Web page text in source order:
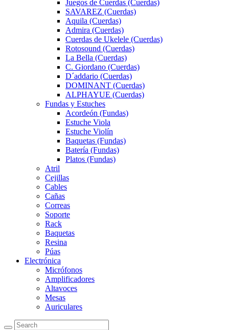
Juegos de Cuerdas (Cuerdas)
SAVAREZ (Cuerdas)
Aquila (Cuerdas)
Admira (Cuerdas)
Cuerdas de Ukelele (Cuerdas)
Rotosound (Cuerdas)
La Bella (Cuerdas)
C. Giordano (Cuerdas)
D´addario (Cuerdas)
DOMINANT (Cuerdas)
ALPHAYUE (Cuerdas)
Fundas y Estuches
Acordeón (Fundas)
Estuche Viola
Estuche Violín
Baquetas (Fundas)
Batería (Fundas)
Platos (Fundas)
Atril
Cejillas
Cables
Cañas
Correas
Soporte
Rack
Baquetas
Resina
Púas
Electrónica
Micrófonos
Amplificadores
Altavoces
Mesas
Auriculares